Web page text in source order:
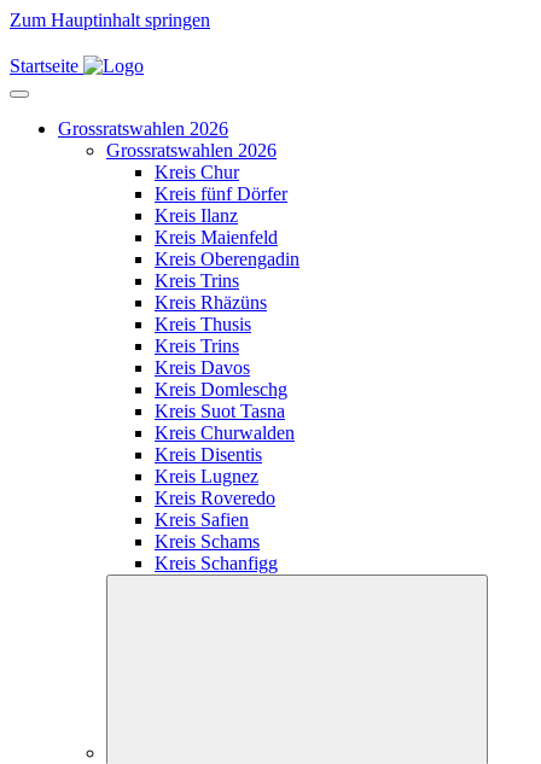
Zum Hauptinhalt springen
Startseite
Grossratswahlen 2026
Grossratswahlen 2026
Kreis Chur
Kreis fünf Dörfer
Kreis Ilanz
Kreis Maienfeld
Kreis Oberengadin
Kreis Trins
Kreis Rhäzüns
Kreis Thusis
Kreis Trins
Kreis Davos
Kreis Domleschg
Kreis Suot Tasna
Kreis Churwalden
Kreis Disentis
Kreis Lugnez
Kreis Roveredo
Kreis Safien
Kreis Schams
Kreis Schanfigg